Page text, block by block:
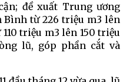
đề xuất Trung ương
từ 226 triệu m3 lên
triệu m3 lên 150 triệu
lũ, góp phần cắt và